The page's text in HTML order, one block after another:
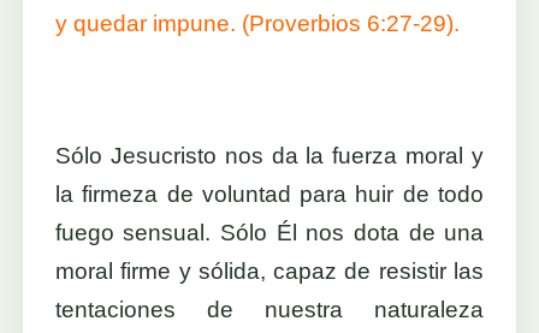
y quedar impune. (Proverbios 6:27-29).
Sólo Jesucristo nos da la fuerza moral y
la firmeza de voluntad para huir de todo
fuego sensual. Sólo Él nos dota de una
moral firme y sólida, capaz de resistir las
tentaciones de nuestra naturaleza